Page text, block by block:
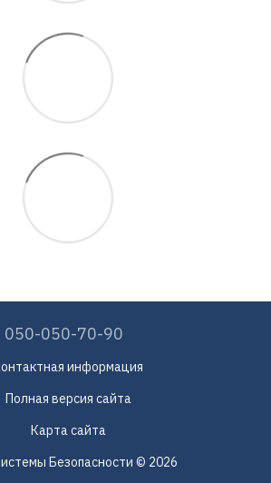
050-050-70-90
информация
Полная версия сайта
Карта сайта
Безопасности © 2026